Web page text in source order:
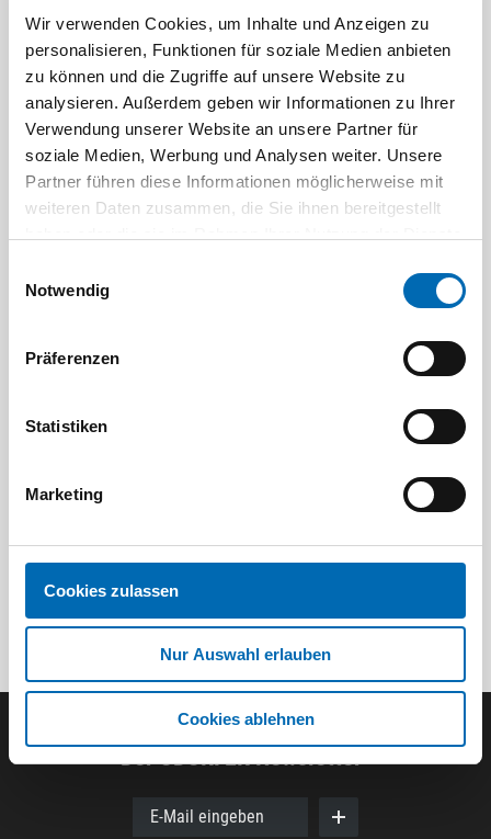
Wir verwenden Cookies, um Inhalte und Anzeigen zu
personalisieren, Funktionen für soziale Medien anbieten
zu können und die Zugriffe auf unsere Website zu
analysieren. Außerdem geben wir Informationen zu Ihrer
Verwendung unserer Website an unsere Partner für
soziale Medien, Werbung und Analysen weiter. Unsere
Partner führen diese Informationen möglicherweise mit
weiteren Daten zusammen, die Sie ihnen bereitgestellt
Notwendig
Präferenzen
Statistiken
Marketing
Cookies zulassen
Nur Auswahl erlauben
Cookies ablehnen
Spreizzangen Türenspanner
Verlegewerkzeuge
Winkelspanner und
Der ODÖRFER Newsletter
E-Mail eingeben